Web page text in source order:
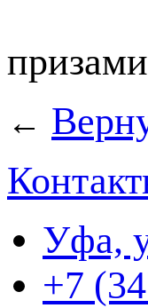
←
Уфа,
+7